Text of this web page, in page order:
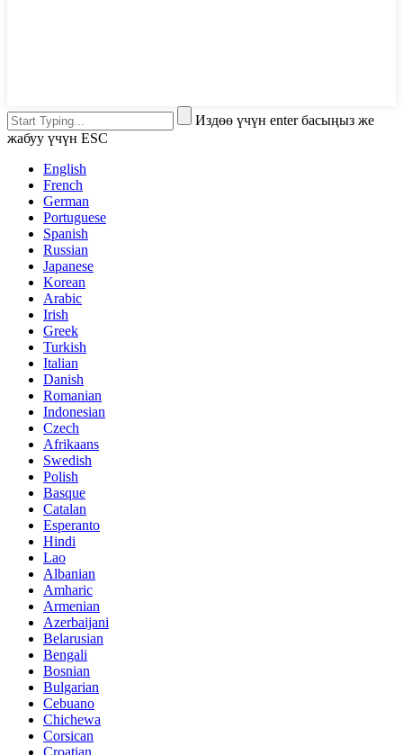
Издөө үчүн enter басыңыз же
жабуу үчүн ESC
English
French
German
Portuguese
Spanish
Russian
Japanese
Korean
Arabic
Irish
Greek
Turkish
Italian
Danish
Romanian
Indonesian
Czech
Afrikaans
Swedish
Polish
Basque
Catalan
Esperanto
Hindi
Lao
Albanian
Amharic
Armenian
Azerbaijani
Belarusian
Bengali
Bosnian
Bulgarian
Cebuano
Chichewa
Corsican
Croatian